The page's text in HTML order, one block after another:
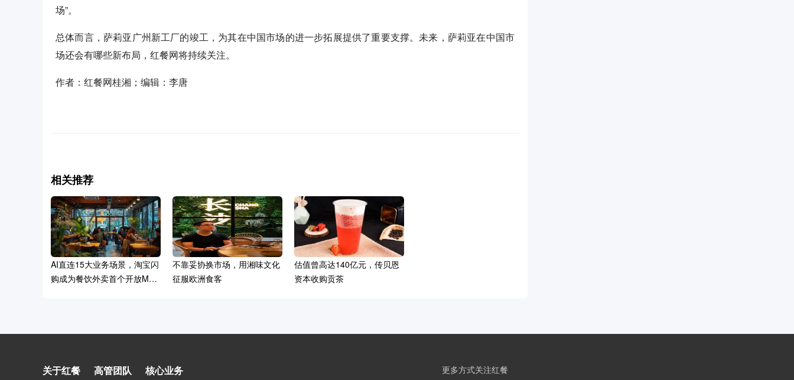
场”。
总体而言，萨莉亚广州新工厂的竣工，为其在中国市场的进一步拓展提供了重要支撑。未来，萨莉亚在中国市
场还会有哪些新布局，红餐网将持续关注。
作者：红餐网桂湘；编辑：李唐
相关推荐
AI直连15大业务场景，淘宝闪
购成为餐饮外卖首个开放MCP
不靠妥协换市场，用湘味文化
征服欧洲食客
估值曾高达140亿元，传贝恩
资本收购贡茶
推7.9元鲜啤
关于红餐 高管团队 核心业务 更多方式关注红餐